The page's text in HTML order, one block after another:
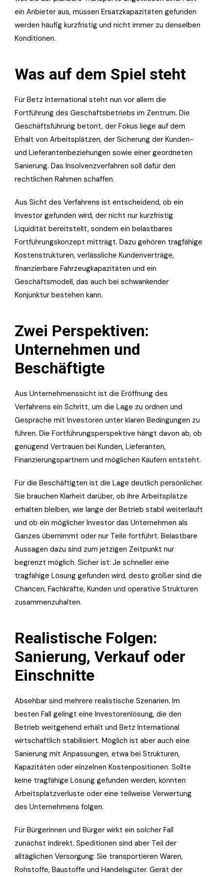
ein Anbieter aus, müssen Ersatzkapazitäten gefunden
werden häufig kurzfristig und nicht immer zu denselben
Konditionen.
Was auf dem Spiel steht
Für Betz International steht nun vor allem die
Fortführung des Geschäftsbetriebs im Zentrum. Die
Geschäftsführung betont, der Fokus liege auf dem
Erhalt von Arbeitsplätzen, der Sicherung der Kunden-
und Lieferantenbeziehungen sowie einer geordneten
Sanierung. Das Insolvenzverfahren soll dafür den
rechtlichen Rahmen schaffen.
Aus Sicht des Verfahrens ist entscheidend, ob ein
Investor gefunden wird, der nicht nur kurzfristig
Liquidität bereitstellt, sondern ein belastbares
Fortführungskonzept mitträgt. Dazu gehören tragfähige
Kostenstrukturen, verlässliche Kundenverträge,
finanzierbare Fahrzeugkapazitäten und ein
Geschäftsmodell, das auch bei schwankender
Konjunktur bestehen kann.
Zwei Perspektiven:
Unternehmen und
Beschäftigte
Aus Unternehmenssicht ist die Eröffnung des
Verfahrens ein Schritt, um die Lage zu ordnen und
Gespräche mit Investoren unter klaren Bedingungen zu
führen. Die Fortführungsperspektive hängt davon ab, ob
genügend Vertrauen bei Kunden, Lieferanten,
Finanzierungspartnern und möglichen Käufern entsteht.
Für die Beschäftigten ist die Lage deutlich persönlicher.
Sie brauchen Klarheit darüber, ob ihre Arbeitsplätze
erhalten bleiben, wie lange der Betrieb stabil weiterläuft
und ob ein möglicher Investor das Unternehmen als
Ganzes übernimmt oder nur Teile fortführt. Belastbare
Aussagen dazu sind zum jetzigen Zeitpunkt nur
begrenzt möglich. Sicher ist: Je schneller eine
tragfähige Lösung gefunden wird, desto größer sind die
Chancen, Fachkräfte, Kunden und operative Strukturen
zusammenzuhalten.
Realistische Folgen:
Sanierung, Verkauf oder
Einschnitte
Absehbar sind mehrere realistische Szenarien. Im
besten Fall gelingt eine Investorenlösung, die den
Betrieb weitgehend erhält und Betz International
wirtschaftlich stabilisiert. Möglich ist aber auch eine
Sanierung mit Anpassungen, etwa bei Strukturen,
Kapazitäten oder einzelnen Kostenpositionen. Sollte
keine tragfähige Lösung gefunden werden, könnten
Arbeitsplatzverluste oder eine teilweise Verwertung
des Unternehmens folgen.
Für Bürgerinnen und Bürger wirkt ein solcher Fall
zunächst indirekt. Speditionen sind aber Teil der
alltäglichen Versorgung: Sie transportieren Waren,
Rohstoffe, Baustoffe und Handelsgüter. Gerät der